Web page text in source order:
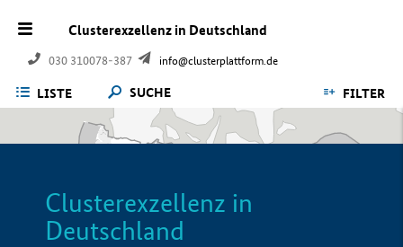
Clusterexzellenz in Deutschland
030 310078-387 info@clusterplattform.de
LISTE SUCHE FILTER
Clusterexzellenz in
Deutschland